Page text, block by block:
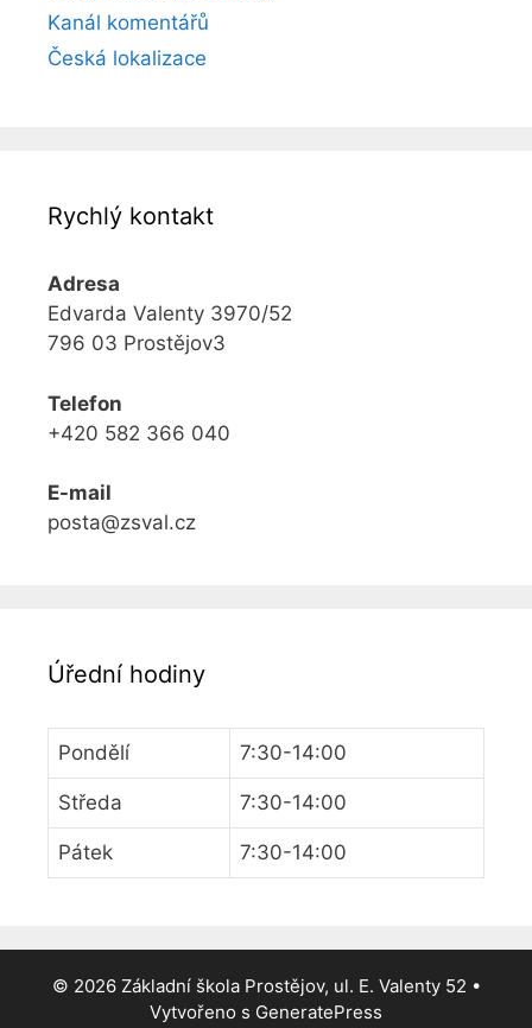
Kanál komentářů
Česká lokalizace
Rychlý kontakt
Adresa
Edvarda Valenty 3970/52
796 03 Prostějov3
Telefon
+420 582 366 040
E-mail
posta@zsval.cz
Úřední hodiny
Pondělí 7:30-14:00
Středa 7:30-14:00
Pátek 7:30-14:00
© 2026 Základní škola Prostějov, ul. E. Valenty 52 •
Vytvořeno s GeneratePress